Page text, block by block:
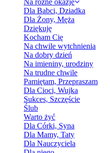
Na różne okazje
Dla Babci, Dziadka
Dla Żony, Męża
Dziękuję
Kocham Cię
Na chwile wytchnienia
Na dobry dzień
Na imieniny, urodziny
Na trudne chwile
Pamiętam, Przepraszam
Dla Cioci, Wujka
Sukces, Szczęście
Ślub
Warto żyć
Dla Córki, Syna
Dla Mamy, Taty
Dla Nauczyciela